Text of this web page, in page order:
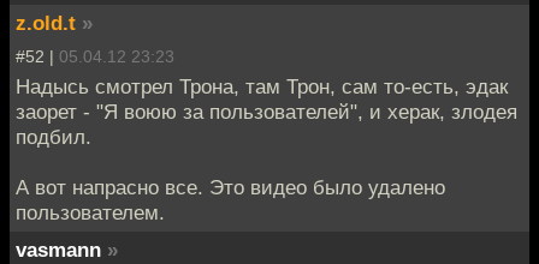
z.old.t »
#52 | 05.04.12 23:23
Надысь смотрел Трона, там Трон, сам то-есть, эдак
заорет - "Я воюю за пользователей", и херак, злодея
подбил.
А вот напрасно все. Это видео было удалено
пользователем.
vasmann »